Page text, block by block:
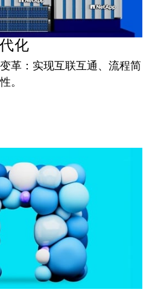
化
革：实现互联互通、流程简
。